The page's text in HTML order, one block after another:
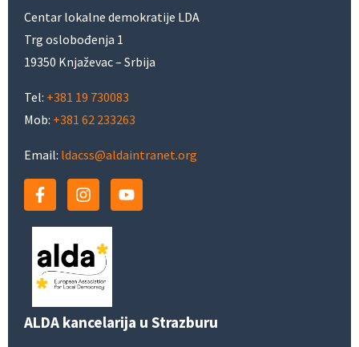
Centar lokalne demokratije LDA
Trg oslobođenja 1
19350 Knjaževac – Srbija
Tel: +381 19 730083
Mob: +381 62 233263
Email: ldacss@aldaintranet.org
ALDA kancelarija u Strazburu